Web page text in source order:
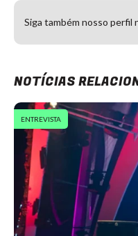
Siga também nosso perfil
NOTÍCIAS
ENTREVISTA